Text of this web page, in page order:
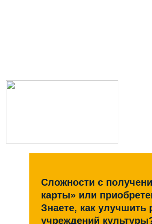
Сложности с
карты» или
Знаете, как улучшить
учреждений